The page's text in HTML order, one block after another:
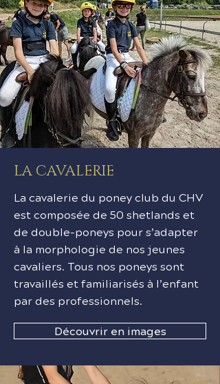
LA CAVALERIE
La cavalerie du poney club du CHV
est composée de 50 shetlands et
de double-poneys pour s’adapter
à la morphologie de nos jeunes
cavaliers. Tous nos poneys sont
travaillés et familiarisés à l’enfant
par des professionnels.
Découvrir en images